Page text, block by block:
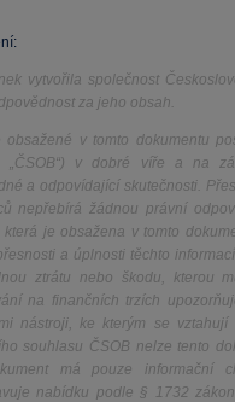
vytvořila společnost
za jeho obsah.
obsažené v tomto dokumentu
„ČSOB“) v dobré víře a na
a odpovídající skutečnosti.
nepřebírá žádnou právní
která je obsažena v tomto
a úplnosti těchto
ztrátu nebo škodu, kterou
na finančních trzích
nástroji, ke kterým se
souhlasu ČSOB nelze tento
má pouze informační
nabídku podle § 1732